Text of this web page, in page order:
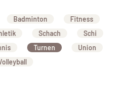
Badminton
Fitness
Schach
Schi
Turnen
Union